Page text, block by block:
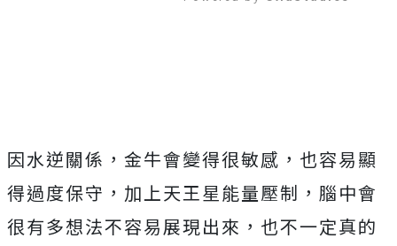
因水逆關係，金牛會變得很敏感，也容易顯
得過度保守，加上天王星能量壓制，腦中會
很有多想法不容易展現出來，也不一定真的